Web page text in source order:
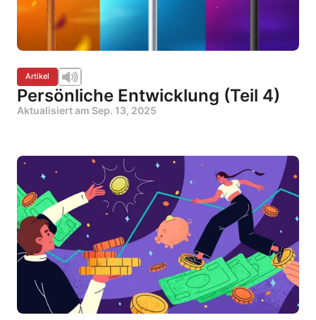
Artikel
Persönliche Entwicklung (Teil 4)
Aktualisiert am Sep. 13, 2025